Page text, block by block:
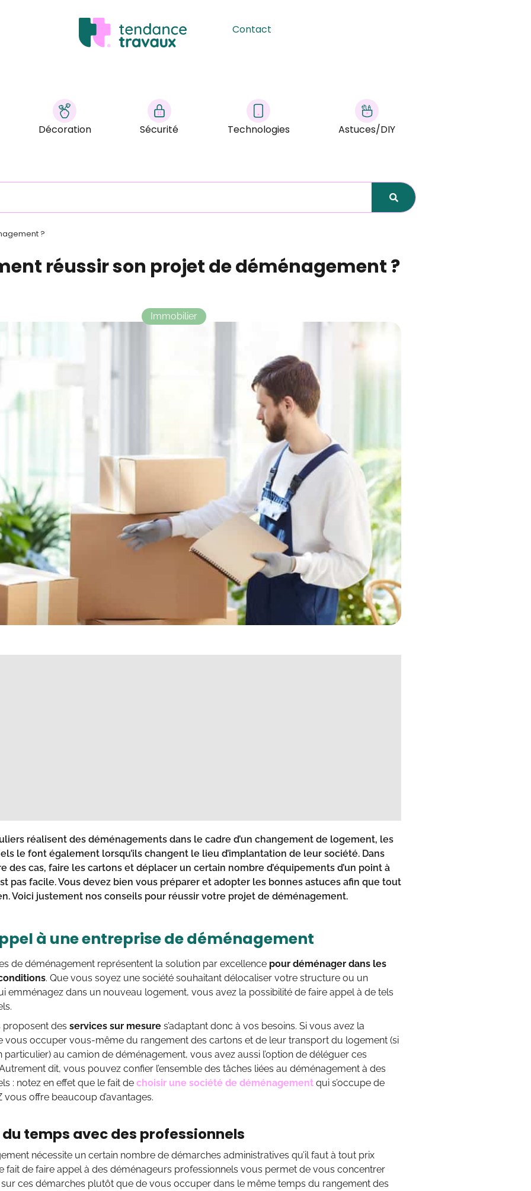
Contact
Décoration Sécurité Technologies Astuces/DIY
?
réussir son projet de déménagement ?
Immobilier
réalisent des déménagements dans le cadre d’un changement de logement, les
le font également lorsqu’ils changent le lieu d’implantation de leur société. Dans
des cas, faire les cartons et déplacer un certain nombre d’équipements d’un point à
pas facile. Vous devez bien vous préparer et adopter les bonnes astuces afin que tout
Voici justement nos conseils pour réussir votre projet de déménagement.
à une entreprise de déménagement
de déménagement représentent la solution par excellence pour déménager dans les
. Que vous soyez une société souhaitant délocaliser votre structure ou un
emménagez dans un nouveau logement, vous avez la possibilité de faire appel à de tels
proposent des services sur mesure s’adaptant donc à vos besoins. Si vous avez la
vous occuper vous-même du rangement des cartons et de leur transport du logement (si
particulier) au camion de déménagement, vous avez aussi l’option de déléguer ces
dit, vous pouvez confier l’ensemble des tâches liées au déménagement à des
: notez en effet que le fait de choisir une société de déménagement qui s’occupe de
vous offre beaucoup d’avantages.
temps avec des professionnels
nécessite un certain nombre de démarches administratives qu’il faut à tout prix
fait de faire appel à des déménageurs professionnels vous permet de vous concentrer
ces démarches plutôt que de vous occuper dans le même temps du rangement des